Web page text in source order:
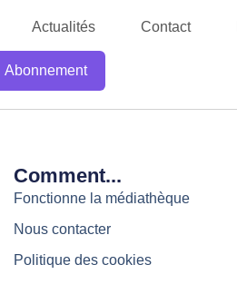
Actualités Contact
Abonnement
Comment...
Fonctionne la médiathèque
Nous contacter
Politique des cookies